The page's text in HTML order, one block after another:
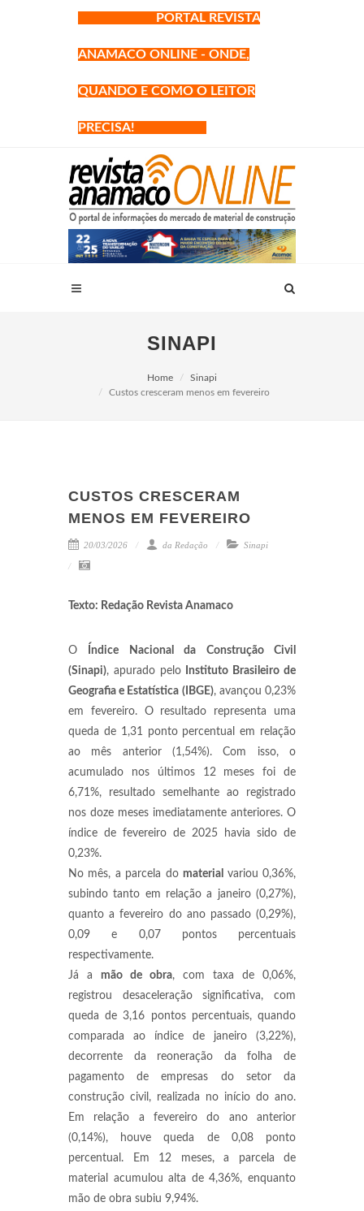
PORTAL REVISTA
ANAMACO ONLINE - ONDE,
QUANDO E COMO O LEITOR
PRECISA!
SINAPI
Home
Sinapi
Custos cresceram menos em fevereiro
CUSTOS CRESCERAM
MENOS EM FEVEREIRO
20/03/2026 da Redação Sinapi
Texto: Redação Revista Anamaco
O
Índice Nacional da Construção Civil
(Sinapi), apurado pelo
Instituto Brasileiro de
Geografia e Estatística (IBGE), avançou 0,23%
em fevereiro. O resultado representa uma
queda de 1,31 ponto percentual em relação
ao mês anterior (1,54%). Com isso, o
acumulado nos últimos 12 meses foi de
6,71%, resultado semelhante ao registrado
nos doze meses imediatamente anteriores. O
índice de fevereiro de 2025 havia sido de
0,23%.
No mês, a parcela domaterial variou 0,36%,
subindo tanto em relação a janeiro (0,27%),
quanto a fevereiro do ano passado (0,29%),
0,09 e 0,07 pontos percentuais
respectivamente.
Já a mão de obra, com taxa de 0,06%,
registrou desaceleração significativa, com
queda de 3,16 pontos percentuais, quando
comparada ao índice de janeiro (3,22%),
decorrente da reoneração da folha de
pagamento de empresas do setor da
construção civil, realizada no início do ano.
Em relação a fevereiro do ano anterior
(0,14%), houve queda de 0,08 ponto
percentual. Em 12 meses, a parcela de
material acumulou alta de 4,36%, enquanto
mão de obra subiu 9,94%.